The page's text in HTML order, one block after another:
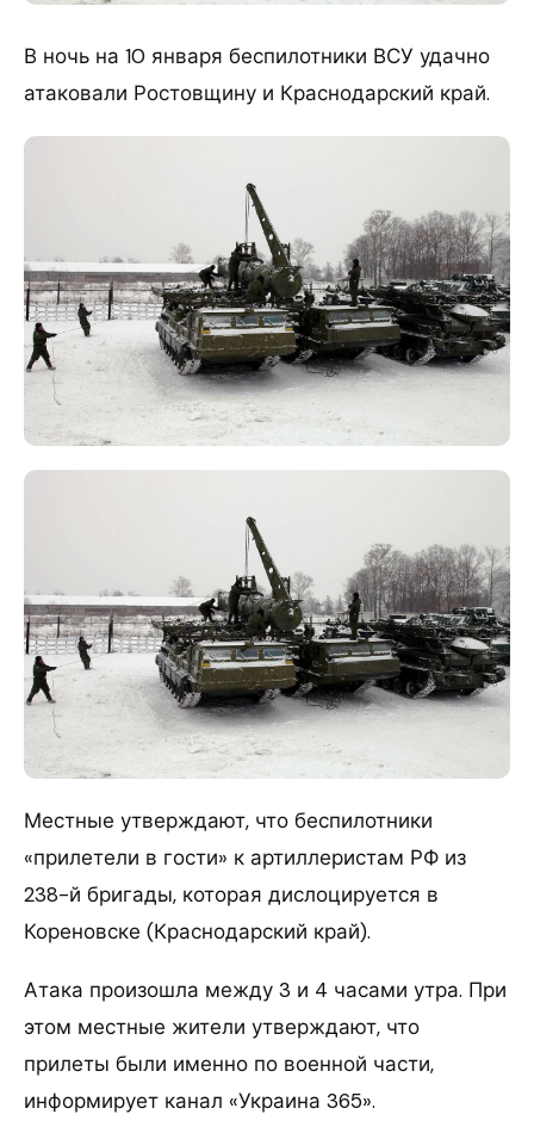
В ночь на 10 января беспилотники ВСУ удачно
атаковали Ростовщину и Краснодарский край.
Местные утверждают, что беспилотники
«прилетели в гости» к артиллеристам РФ из
238-й бригады, которая дислоцируется в
Кореновске (Краснодарский край).
Атака произошла между 3 и 4 часами утра. При
этом местные жители утверждают, что
прилеты были именно по военной части,
информирует канал «Украина 365».